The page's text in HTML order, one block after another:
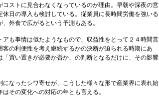
コストに見合わなくなっているのが理由。早朝や深夜の営
休日の導入も検討している。従業員に長時間労働を強いる
、外食で広がるという予測もある。
も事情は似たようなもので、収益性をとって２４時間営
客の利便性を考え継続するかの決断が迫られる時期にあ
「買い置きが必要か否か」の判断となるだけに、その影響
なったシワ寄せが、こうした様々な形で産業界に表れ始
その変化への対応の年とも言える。